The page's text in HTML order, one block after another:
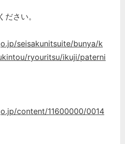
さい。
seisakunitsuite/bunya/k
ryouritsu/ikuji/paterni
content/11600000/0014